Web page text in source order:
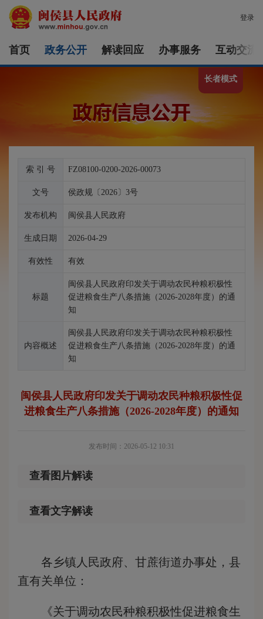
登录
首页 政务公开 解读回应 办事服务 互动交流
长者模式
索 引 号 FZ08100-0200-2026-00073
文号 侯政规〔2026〕3号
发布机构 闽侯县人民政府
生成日期 2026-04-29
有效性 有效
标题
闽侯县人民政府印发关于调动农民种粮积极性
促进粮食生产八条措施（2026-2028年度）的通
知
内容概述
闽侯县人民政府印发关于调动农民种粮积极性
促进粮食生产八条措施（2026-2028年度）的通
知
闽侯县人民政府印发关于调动农民种粮积极性促
进粮食生产八条措施（2026-2028年度）的通知
发布时间：2026-05-12 10:31
查看图片解读
查看文字解读
各乡镇人民政府、甘蔗街道办事处，县
直有关单位：
《关于调动农民种粮积极性促进粮食生